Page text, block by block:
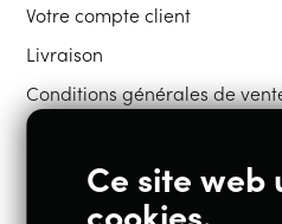
Votre compte client
Livraison
Conditions générales de
Restons en contact
Ce site web
cookies.